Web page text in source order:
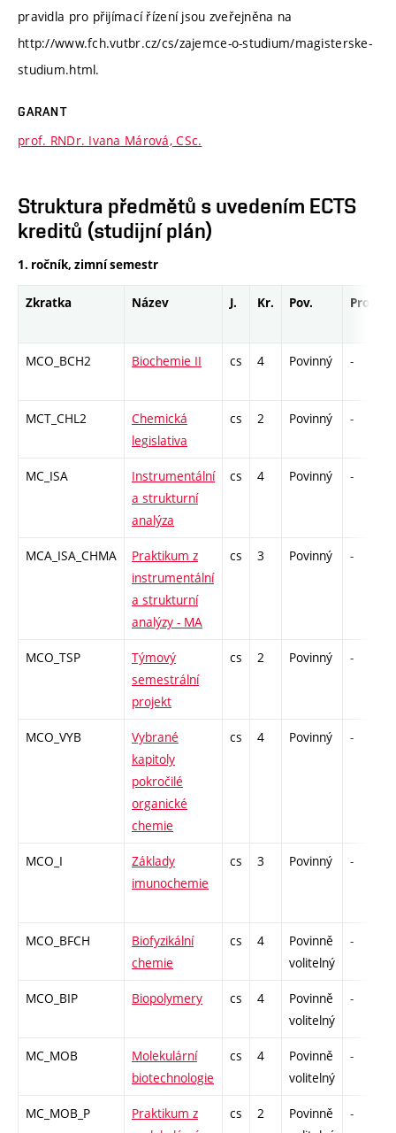
pravidla pro přijímací řízení jsou zveřejněna na
http://www.fch.vutbr.cz/cs/zajemce-o-studium/magisterske-
studium.html.
GARANT
prof. RNDr. Ivana Márová, CSc.
Struktura předmětů s uvedením ECTS
kreditů (studijní plán)
1. ročník, zimní semestr
Zkratka Název J. Kr. Pov. Prof.
MCO_BCH2 Biochemie II cs 4 Povinný -
MCT_CHL2
Chemická
legislativa
cs 2 Povinný -
MC_ISA
Instrumentální
a strukturní
analýza
cs 4 Povinný -
MCA_ISA_CHMA
Praktikum z
instrumentální
a strukturní
analýzy - MA
cs 3 Povinný -
MCO_TSP
Týmový
semestrální
projekt
cs 2 Povinný -
MCO_VYB
Vybrané
kapitoly
pokročilé
organické
chemie
cs 4 Povinný -
MCO_I
Základy
imunochemie
cs 3 Povinný -
MCO_BFCH
Biofyzikální
chemie
cs 4
Povinně
volitelný
-
MCO_BIP Biopolymery cs 4
Povinně
volitelný
-
MC_MOB
Molekulární
biotechnologie
cs 4
Povinně
volitelný
-
MC_MOB_P
Praktikum z
cs 2
Povinně
-